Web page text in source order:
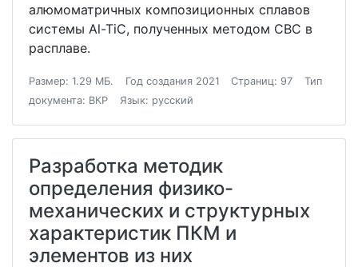
алюмоматричных композиционных сплавов
системы Al-TiC, полученных методом СВС в
расплаве.
Размер: 1.29 МБ. Год создания 2021 Страниц: 97
Тип
документа: ВКР
Язык: русский
Разработка методик
определения физико-
механических и структурных
характеристик ПКМ и
элементов из них